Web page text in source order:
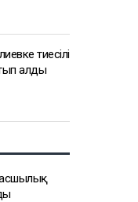
тиесілі
алды